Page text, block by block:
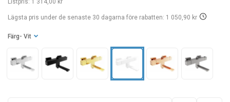
Listpris: 1 314,00 kr
Lägsta pris under de senaste 30 dagarna före rabatten: 1 050,90 kr
Färg - Vit